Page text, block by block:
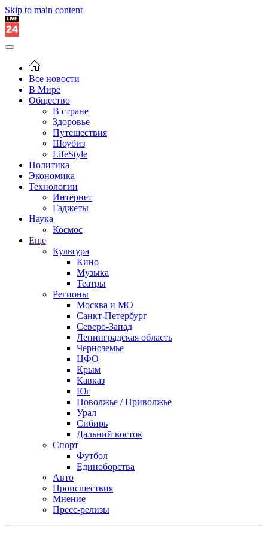
Skip to main content
Все новости
В Мире
Общество
В стране
Здоровье
Путешествия
Шоубиз
LifeStyle
Политика
Экономика
Технологии
Интернет
Гаджеты
Наука
Космос
Еще
Культура
Кино
Музыка
Театры
Регионы
Москва и МО
Санкт-Петербург
Северо-Запад
Ленинградская область
Черноземье
ЦФО
Крым
Кавказ
Юг
Поволжье / Приволжье
Урал
Сибирь
Дальний восток
Спорт
Футбол
Единоборства
Авто
Происшествия
Мнение
Пресс-релизы